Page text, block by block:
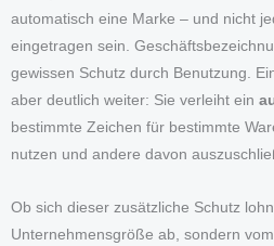
automatisch eine Marke – und nicht
eingetragen sein.
gewissen Schutz durch Benutzung.
aber deutlich weiter: Sie verleiht ein
bestimmte Zeichen für bestimmte
nutzen und andere davon
Ob sich dieser zusätzliche Schutz
Unternehmensgröße ab, sondern